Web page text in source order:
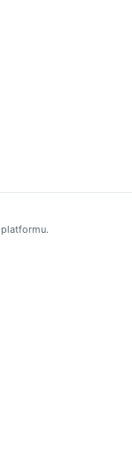
platformu.